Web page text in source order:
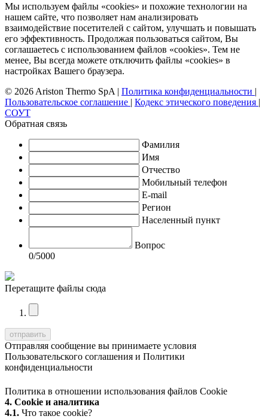
Мы используем файлы «cookies» и похожие технологии на
нашем сайте, что позволяет нам анализировать
взаимодействие посетителей с сайтом, улучшать и повышать
его эффективность. Продолжая пользоваться сайтом, Вы
соглашаетесь с использованием файлов «cookies». Тем не
менее, Вы всегда можете отключить файлы «cookies» в
настройках Вашего браузера.
© 2026 Ariston Thermo SpA | Политика конфиденциальности |
Пользовательское соглашение | Кодекс этического поведения |
СОУТ
Обратная связь
Фамилия
Имя
Отчество
Мобильный телефон
E-mail
Регион
Населенный пункт
Вопрос
0/5000
Перетащите файлы сюда
Отправляя сообщение вы принимаете условия
Пользовательского соглашения и Политики
конфиденциальности
Политика в отношении использования файлов Cookie
4. Cookie и аналитика
4.1. Что такое cookie?